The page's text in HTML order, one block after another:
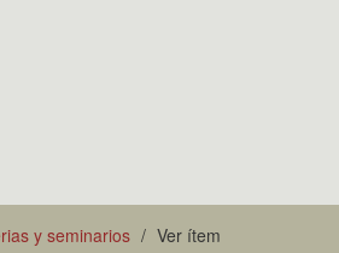
y seminarios Ver ítem